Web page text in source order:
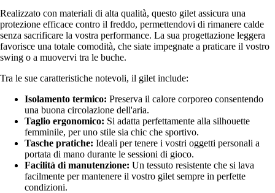
Realizzato con materiali di alta qualità, questo gilet assicura una
protezione efficace contro il freddo, permettendovi di rimanere calde
senza sacrificare la vostra performance. La sua progettazione leggera
favorisce una totale comodità, che siate impegnate a praticare il vostro
swing o a muovervi tra le buche.
Tra le sue caratteristiche notevoli, il gilet include:
Isolamento termico: Preserva il calore corporeo consentendo
una buona circolazione dell'aria.
Taglio ergonomico: Si adatta perfettamente alla silhouette
femminile, per uno stile sia chic che sportivo.
Tasche pratiche: Ideali per tenere i vostri oggetti personali a
portata di mano durante le sessioni di gioco.
Facilità di manutenzione: Un tessuto resistente che si lava
facilmente per mantenere il vostro gilet sempre in perfette
condizioni.